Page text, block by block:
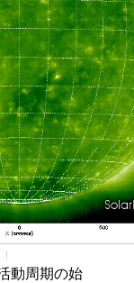
動周期の始